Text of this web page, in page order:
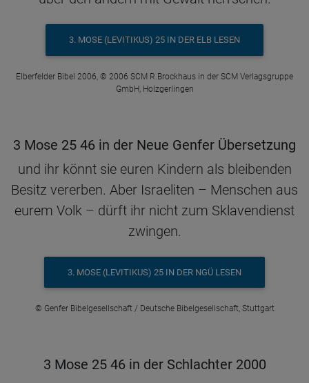
3. MOSE (LEVITIKUS) 25 IN DER ELB LESEN
Elberfelder Bibel 2006, © 2006 SCM R.Brockhaus in der SCM Verlagsgruppe
GmbH, Holzgerlingen
3 Mose 25 46 in der Neue Genfer Übersetzung
und ihr könnt sie euren Kindern als bleibenden
Besitz vererben. Aber Israeliten – Menschen aus
eurem Volk – dürft ihr nicht zum Sklavendienst
zwingen.
3. MOSE (LEVITIKUS) 25 IN DER NGÜ LESEN
© Genfer Bibelgesellschaft / Deutsche Bibelgesellschaft, Stuttgart
3 Mose 25 46 in der Schlachter 2000